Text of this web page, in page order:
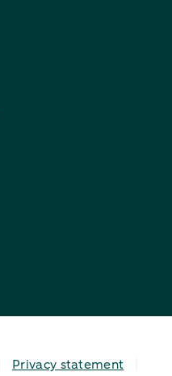
Privacy statement